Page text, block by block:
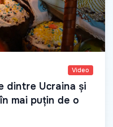
Video
dintre Ucraina și
mai puțin de o